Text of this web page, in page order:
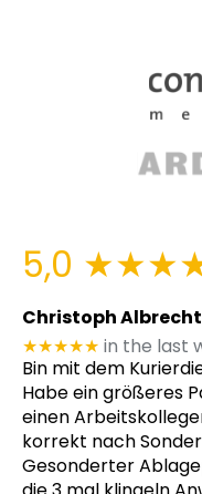
5,0
Christoph Albrecht
★★★★★ in the last
Bin mit dem
Habe ein größeres
einen
korrekt nach
Gesonderter